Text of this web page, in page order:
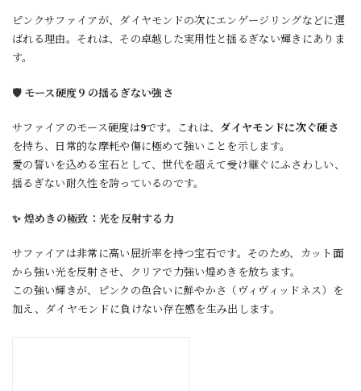
ピンクサファイアが、ダイヤモンドの次にエンゲージリングなどに選
ばれる理由。それは、その卓越した実用性と揺るぎない輝きにありま
す。
🛡️ モース硬度９の揺るぎない強さ
サファイアのモース硬度は9です。これは、 ダイヤモンドに次ぐ硬さ
を持ち、日常的な摩耗や傷に極めて強いことを示します。
愛の誓いを込める宝石として、世代を超えて受け継ぐにふさわしい、
揺るぎない耐久性を誇っているのです。
✨ 煌めきの極致：光を反射する力
サファイアは非常に高い屈折率を持つ宝石です。そのため、カット面
から強い光を反射させ、クリアで力強い煌めきを放ちます。
この強い輝きが、ピンクの色合いに鮮やかさ（ヴィヴィッドネス）を
加え、ダイヤモンドに負けない存在感を生み出します。